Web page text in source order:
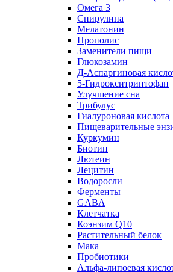
Омега 3
Спирулина
Мелатонин
Прополис
Заменители пищи
Глюкозамин
Д-Аспаргиновая
5-Гидрокситриптофан
Улучшение сна
Трибулус
Гиалуроновая кислота
Пищеварительные
Куркумин
Биотин
Лютеин
Лецитин
Водоросли
Ферменты
GABA
Клетчатка
Коэнзим Q10
Растительный белок
Мака
Пробиотики
Альфа-липоевая